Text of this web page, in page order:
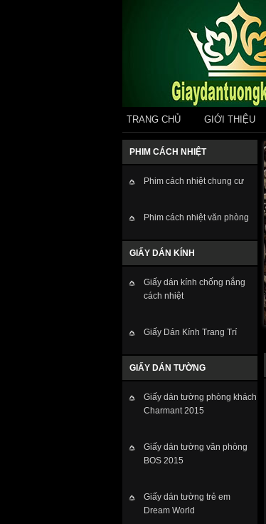
TRANG CHỦ GIỚI THIỆU
PHIM CÁCH NHIỆT
Phim cách nhiệt chung cư
Phim cách nhiệt văn phòng
GIẤY DÁN KÍNH
Giấy dán kính chống nắng
cách nhiệt
Giấy Dán Kính Trang Trí
GIẤY DÁN TƯỜNG
Giấy dán tường phòng khách
Charmant 2015
Giấy dán tường văn phòng
BOS 2015
Giấy dán tường trẻ em
Dream World